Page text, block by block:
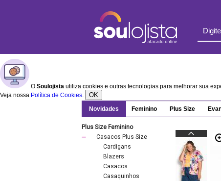
O Soulojista utiliza cookies e outras tecnologias para melhorar sua
Veja nossa Política de Cookies. OK
Novidades Feminino Plus Size
Plus Size Feminino
Casacos Plus Size
Cardigans
Blazers
Casacos
Casaquinhos